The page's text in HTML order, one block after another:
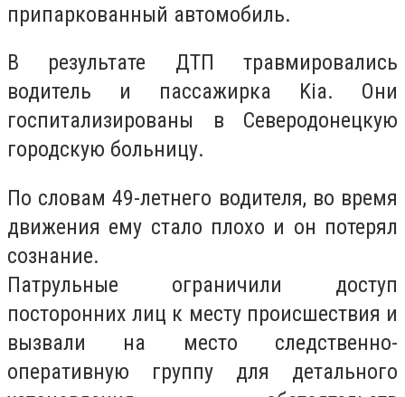
припаркованный автомобиль.
В результате ДТП травмировались
водитель и пассажирка Kia. Они
госпитализированы в Северодонецкую
городскую больницу.
По словам 49-летнего водителя, во время
движения ему стало плохо и он потерял
сознание.
Патрульные ограничили доступ
посторонних лиц к месту происшествия и
вызвали на место следственно-
оперативную группу для детального